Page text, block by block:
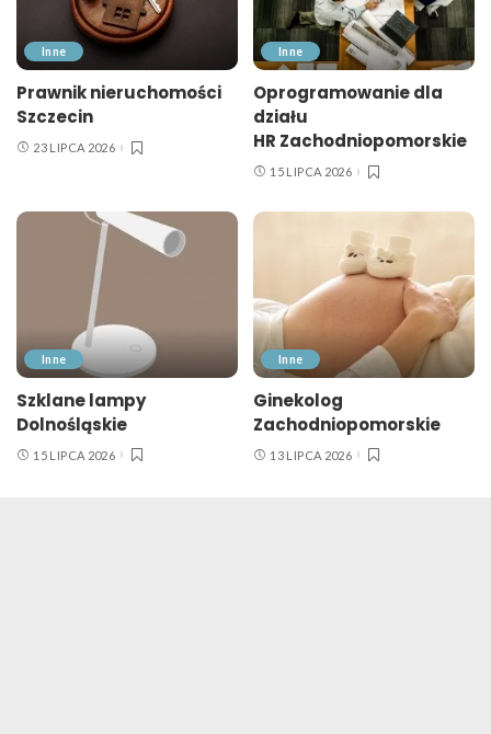
Inne
Prawnik nieruchomości
Szczecin
23 LIPCA 2026
Inne
Oprogramowanie dla
działu
HR Zachodniopomorskie
15 LIPCA 2026
Inne
Szklane lampy
Dolnośląskie
15 LIPCA 2026
Inne
Ginekolog
Zachodniopomorskie
13 LIPCA 2026